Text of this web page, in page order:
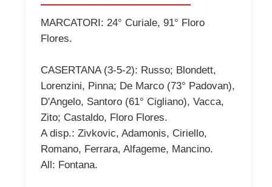
MARCATORI: 24° Curiale, 91° Floro
Flores.
CASERTANA (3-5-2): Russo; Blondett,
Lorenzini, Pinna; De Marco (73° Padovan),
D'Angelo, Santoro (61° Cigliano), Vacca,
Zito; Castaldo, Floro Flores.
A disp.: Zivkovic, Adamonis, Ciriello,
Romano, Ferrara, Alfageme, Mancino.
All: Fontana.